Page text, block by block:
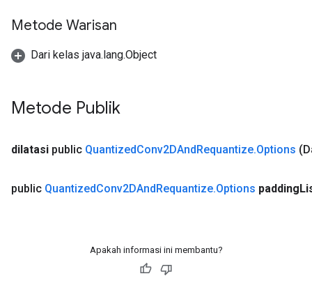
Metode Warisan
Dari kelas java.lang.Object
Metode Publik
dilatasi public QuantizedConv2DAndRequantize.Options
public QuantizedConv2DAndRequantize.Options padding
Apakah informasi ini membantu?